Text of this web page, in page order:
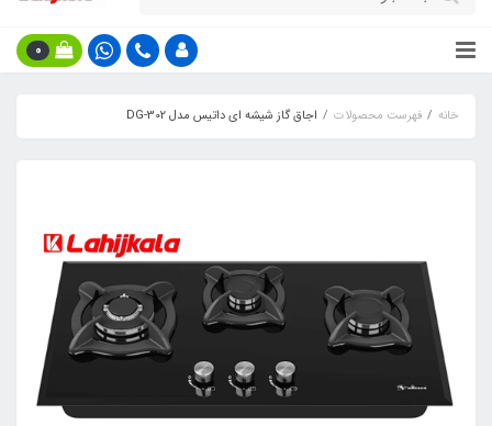
0
خانه فهرست محصولات اجاق گاز شیشه ای داتیس مدل DG-302